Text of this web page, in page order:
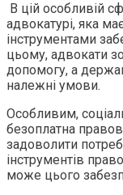
В цій особливій
адвокатурі, яка
інструментами
цьому, адвокати
допомогу, а
належні умови.
Особливим,
безоплатна
задоволити
інструментів
може цього